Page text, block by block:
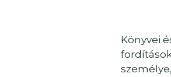
Könyvei